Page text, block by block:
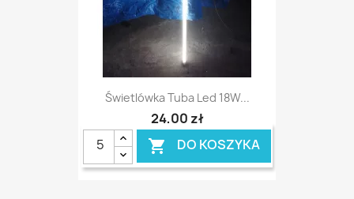
Świetlówka Tuba Led 18W...
24,00 zł
 DO KOSZYKA